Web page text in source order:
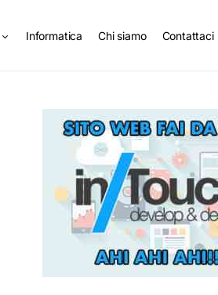
Informatica Chi siamo Contattaci